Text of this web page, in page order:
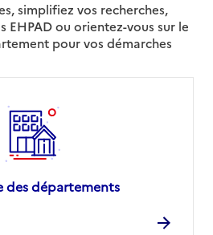
simplifiez vos recherches,
EHPAD ou orientez-vous sur le
pour vos démarches
des départements